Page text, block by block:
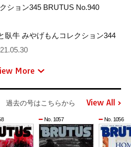
ション345 BRUTUS No.940
臥牛 みやげもんコレクション344
More
過去の号はこちらから View All
No. 1057 No. 1056